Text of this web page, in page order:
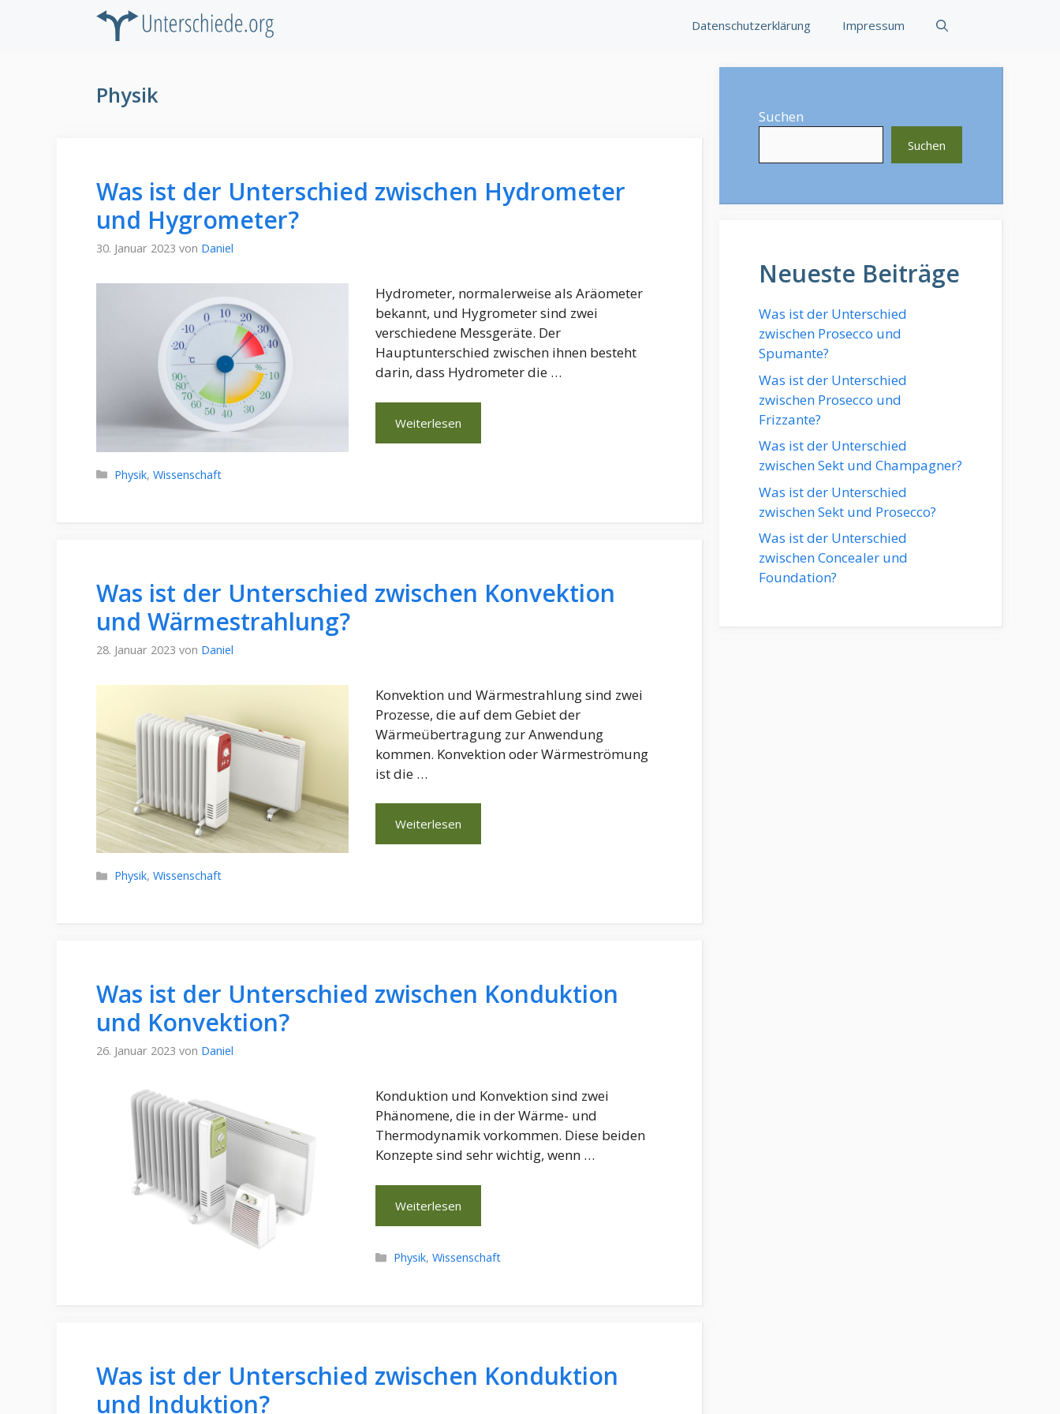
Datenschutzerklärung Impressum
Physik
Was ist der Unterschied zwischen Hydrometer
und Hygrometer?
30. Januar 2023 von Daniel
Hydrometer, normalerweise als Aräometer
bekannt, und Hygrometer sind zwei
verschiedene Messgeräte. Der
Hauptunterschied zwischen ihnen besteht
darin, dass Hydrometer die …
Weiterlesen
Kategorien
Physik,Wissenschaft
Was ist der Unterschied zwischen Konvektion
und Wärmestrahlung?
28. Januar 2023 von Daniel
Konvektion und Wärmestrahlung sind zwei
Prozesse, die auf dem Gebiet der
Wärmeübertragung zur Anwendung
kommen. Konvektion oder Wärmeströmung
ist die …
Weiterlesen
Kategorien
Physik,Wissenschaft
Was ist der Unterschied zwischen Konduktion
und Konvektion?
26. Januar 2023 von Daniel
Konduktion und Konvektion sind zwei
Phänomene, die in der Wärme- und
Thermodynamik vorkommen. Diese beiden
Konzepte sind sehr wichtig, wenn …
Weiterlesen
Kategorien
Physik,Wissenschaft
Was ist der Unterschied zwischen Konduktion
und Induktion?
Suchen
Suchen
Neueste Beiträge
Was ist der Unterschied
zwischen Prosecco und
Spumante?
Was ist der Unterschied
zwischen Prosecco und
Frizzante?
Was ist der Unterschied
zwischen Sekt und Champagner?
Was ist der Unterschied
zwischen Sekt und Prosecco?
Was ist der Unterschied
zwischen Concealer und
Foundation?